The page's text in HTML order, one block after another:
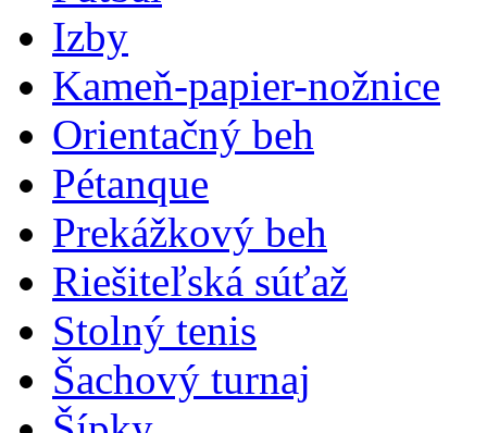
Izby
Kameň-papier-nožnice
Orientačný beh
Pétanque
Prekážkový beh
Riešiteľská súťaž
Stolný tenis
Šachový turnaj